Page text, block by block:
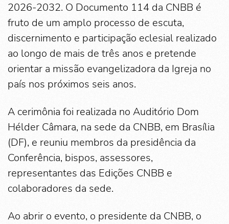
2026-2032. O Documento 114 da CNBB é
fruto de um amplo processo de escuta,
discernimento e participação eclesial realizado
ao longo de mais de três anos e pretende
orientar a missão evangelizadora da Igreja no
país nos próximos seis anos.
A cerimônia foi realizada no Auditório Dom
Hélder Câmara, na sede da CNBB, em Brasília
(DF), e reuniu membros da presidência da
Conferência, bispos, assessores,
representantes das Edições CNBB e
colaboradores da sede.
Ao abrir o evento, o presidente da CNBB, o